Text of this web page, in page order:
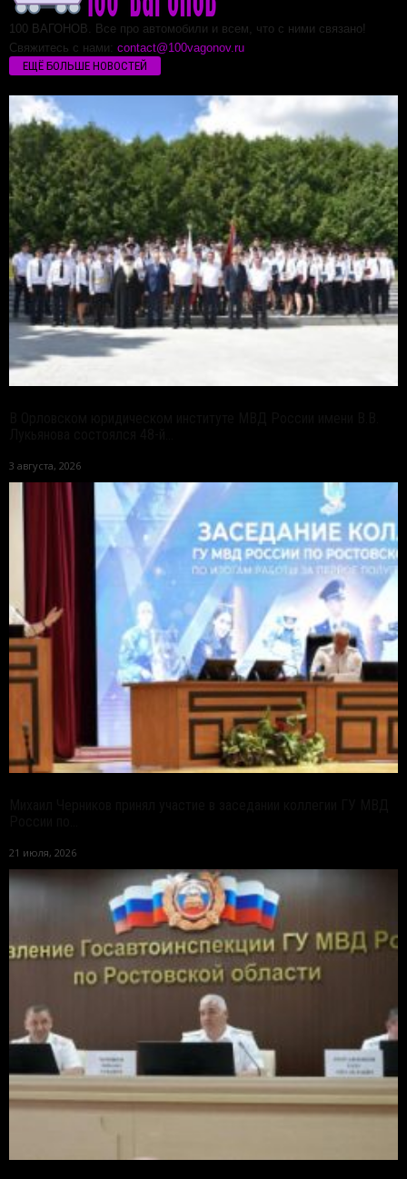
100 ВАГОНОВ. Все про автомобили и всем, что с ними связано!
Свяжитесь с нами: contact@100vagonov.ru
ЕЩЁ БОЛЬШЕ НОВОСТЕЙ
3 августа, 2026
21 июля, 2026